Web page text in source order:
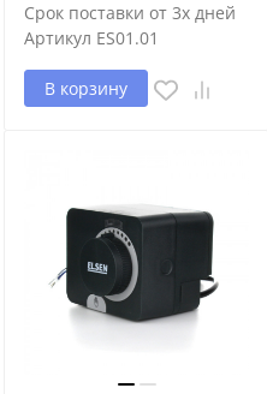
Срок поставки от 3х дней
Артикул ES01.01
В корзину